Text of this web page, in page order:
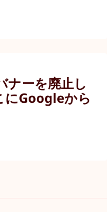
ナーを廃止し
にGoogleから